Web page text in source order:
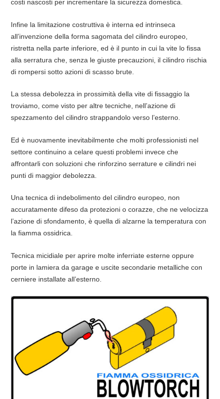
costi nascosti per incrementare la sicurezza domestica.
Infine la limitazione costruttiva è interna ed intrinseca
all’invenzione della forma sagomata del cilindro europeo,
ristretta nella parte inferiore, ed è il punto in cui la vite lo fissa
alla serratura che, senza le giuste precauzioni, il cilindro rischia
di rompersi sotto azioni di scasso brute.
La stessa debolezza in prossimità della vite di fissaggio la
troviamo, come visto per altre tecniche, nell’azione di
spezzamento del cilindro strappandolo verso l’esterno.
Ed è nuovamente inevitabilmente che molti professionisti nel
settore continuino a celare questi problemi invece che
affrontarli con soluzioni che rinforzino serrature e cilindri nei
punti di maggior debolezza.
Una tecnica di indebolimento del cilindro europeo, non
accuratamente difeso da protezioni o corazze, che ne velocizza
l’azione di sfondamento, è quella di alzarne la temperatura con
la fiamma ossidrica.
Tecnica micidiale per aprire molte inferriate esterne oppure
porte in lamiera da garage e uscite secondarie metalliche con
cerniere installate all’esterno.